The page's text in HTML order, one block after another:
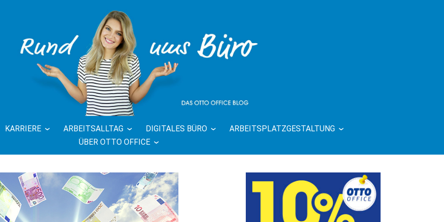
BLOG | RUND UMS
BÜRO
KARRIERE ARBEITSALLTAG DIGITALES BÜRO
ARBEITSPLATZGESTALTUNG
ÜBER OTTO OFFICE